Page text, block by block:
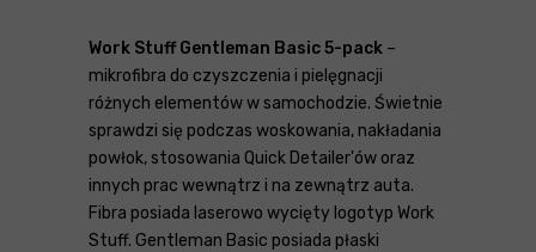
Work Stuff Gentleman Basic 5-pack –
mikrofibra do czyszczenia i pielęgnacji
różnych elementów w samochodzie. Świetnie
sprawdzi się podczas woskowania, nakładania
powłok, stosowania Quick Detailer'ów oraz
innych prac wewnątrz i na zewnątrz auta.
Fibra posiada laserowo wycięty logotyp Work
Stuff. Gentleman Basic posiada płaski